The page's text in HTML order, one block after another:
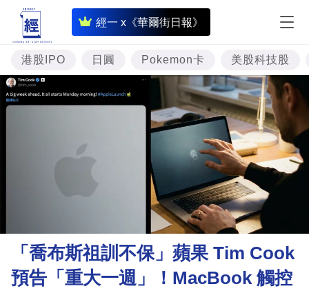
經一 x《華爾街日報》
即
時
財
經
專
投
理
財
商
港股IPO 日圓 Pokemon卡 美股科技股
「喬布斯祖訓不保」蘋果 Tim Cook
預告「重大一週」！MacBook 觸控